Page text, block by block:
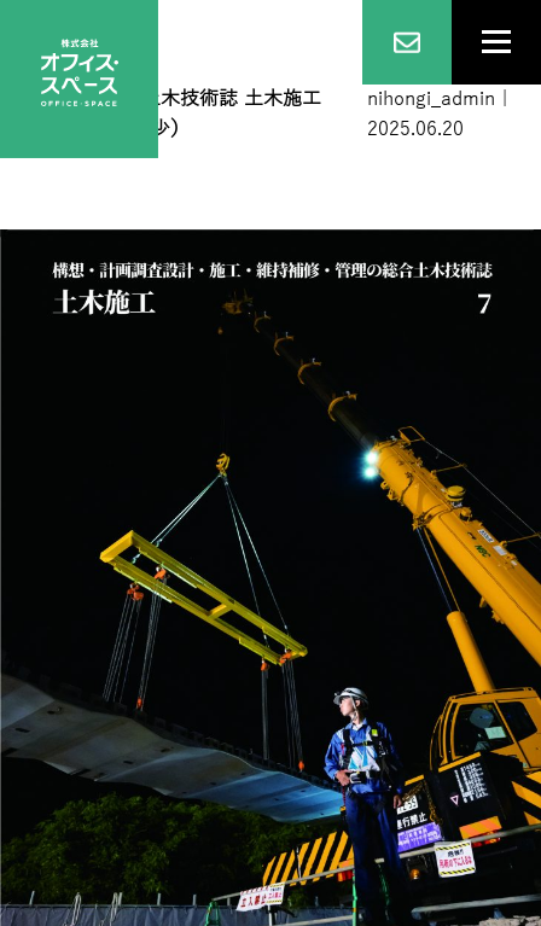
表紙１| ←総合土木技術誌 土木施工
2025年7月号（僅少）
nihongi_admin
2025.06.20